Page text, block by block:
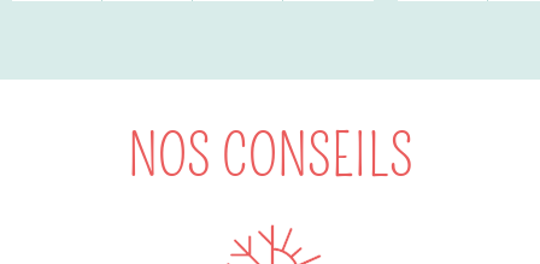
NOS CONSEILS